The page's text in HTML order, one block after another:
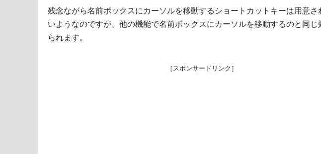
残念ながら名前ボックスにカーソルを移動するショートカットキーは用意さ
いようなのですが、他の機能で名前ボックスにカーソルを移動するのと同じ
られます。
［スポンサードリンク］